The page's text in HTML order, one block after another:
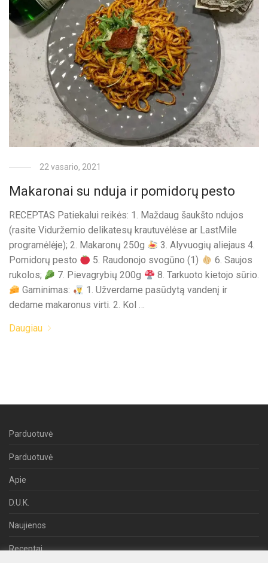
22 vasario, 2021
Makaronai su nduja ir pomidorų pesto
RECEPTAS Patiekalui reikės: 1. Maždaug šaukšto ndujos
(rasite Viduržemio delikatesų krautuvėlėse ar LastMile
programėlėje); 2. Makaronų 250g
3. Alyvuogių aliejaus 4.
Pomidorų pesto
5. Raudonojo svogūno (1)
6. Saujos
rukolos;
7. Pievagrybių 200g
8. Tarkuoto kietojo sūrio.
Gaminimas:
1. Užverdame pasūdytą vandenį ir
dedame makaronus virti. 2. Kol …
Daugiau
Parduotuvė
Parduotuvė
Apie
D.U.K.
Naujienos
Receptai